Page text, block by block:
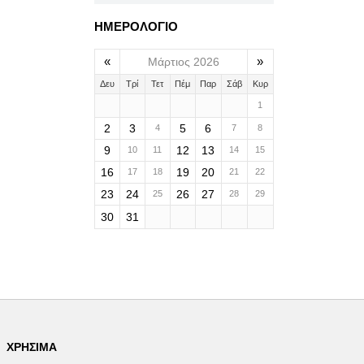
ΗΜΕΡΟΛΟΓΙΟ
« Μάρτιος 2026 »
Δευ Τρί Τετ Πέμ Παρ Σάβ Κυρ
1
2 3 4 5 6 7 8
9 10 11 12 13 14 15
16 17 18 19 20 21 22
23 24 25 26 27 28 29
30 31
ΧΡΉΣΙΜΑ